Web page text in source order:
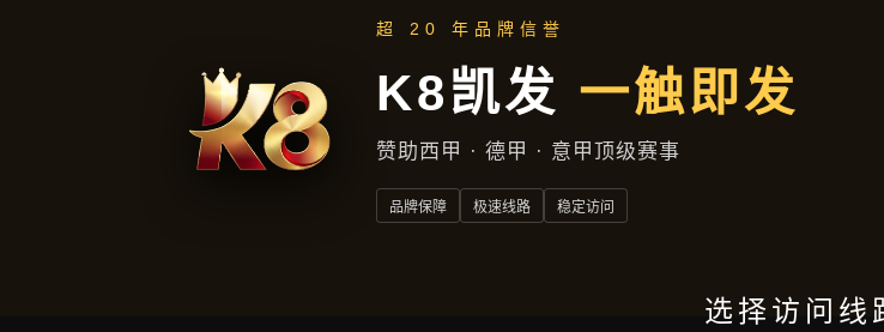
云游戏手机畅玩网：
无需高配手机也能
玩，云端渲染画质无